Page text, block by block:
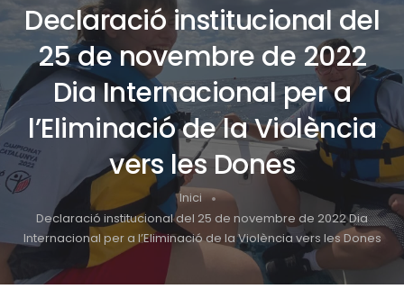
Declaració institucional del
25 de novembre de 2022
Dia Internacional per a
l’Eliminació de la Violència
vers les Dones
Inici
Declaració institucional del 25 de novembre de 2022 Dia
Internacional per a l’Eliminació de la Violència vers les Dones